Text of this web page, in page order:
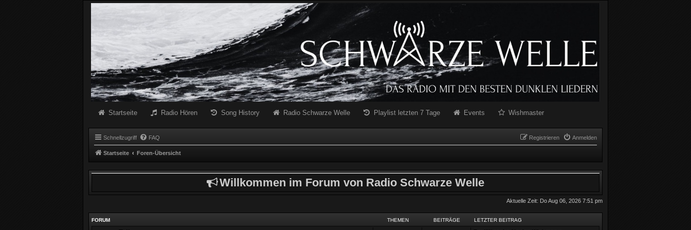
Radio Schwarze Welle Forum
Startseite Radio Hören Song History Radio Schwarze Welle Playlist letzten 7 Tage Events Wishmaster
Schnellzugriff FAQ Anmelden
Registrieren
Startseite Foren-Übersicht
Willkommen im Forum von Radio Schwarze Welle
Aktuelle Zeit: Do Aug 06, 2026 7:51 pm
FORUM THEMEN BEITRÄGE LETZTER BEITRAG